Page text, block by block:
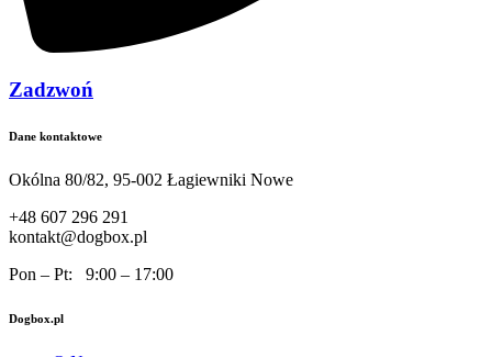
Zadzwoń
Dane kontaktowe
Okólna 80/82, 95-002 Łagiewniki Nowe
+48 607 296 291
kontakt@dogbox.pl
Pon – Pt: 9:00 – 17:00
Dogbox.pl